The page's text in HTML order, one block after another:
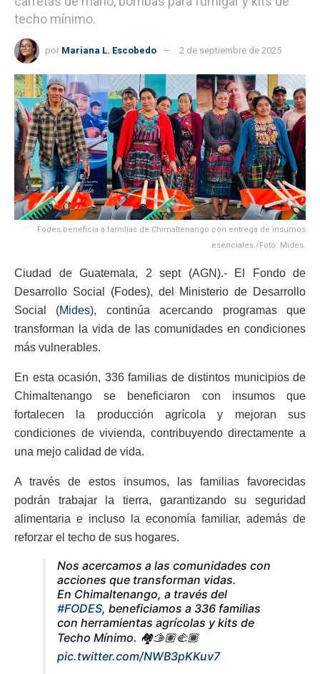
techo mínimo.
por Mariana L. Escobedo 2 de septiembre de 2025
Fodes beneficia a familias de Chimaltenango con entrega de insumos
esenciales./Foto: Mides.
Ciudad de Guatemala, 2 sept (AGN).- El Fondo de
Desarrollo Social (Fodes), del Ministerio de Desarrollo
Social (Mides), continúa acercando programas que
transforman la vida de las comunidades en condiciones
más vulnerables.
En esta ocasión, 336 familias de distintos municipios de
Chimaltenango se beneficiaron con insumos que
fortalecen la producción agrícola y mejoran sus
condiciones de vivienda, contribuyendo directamente a
una mejo calidad de vida.
A través de estos insumos, las familias favorecidas
podrán trabajar la tierra, garantizando su seguridad
alimentaria e incluso la economía familiar, además de
reforzar el techo de sus hogares.
Nos acercamos a las comunidades con
acciones que transforman vidas.
En Chimaltenango, a través del
#FODES, beneficiamos a 336 familias
con herramientas agrícolas y kits de
Techo Mínimo. 🏘🫱🏽‍🫲🏾
pic.twitter.com/NWB3pKKuv7